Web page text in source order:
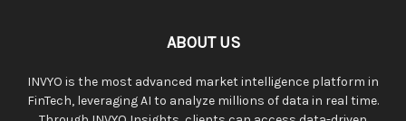
ABOUT US
INVYO is the most advanced market intelligence platform in
FinTech, leveraging AI to analyze millions of data in real time.